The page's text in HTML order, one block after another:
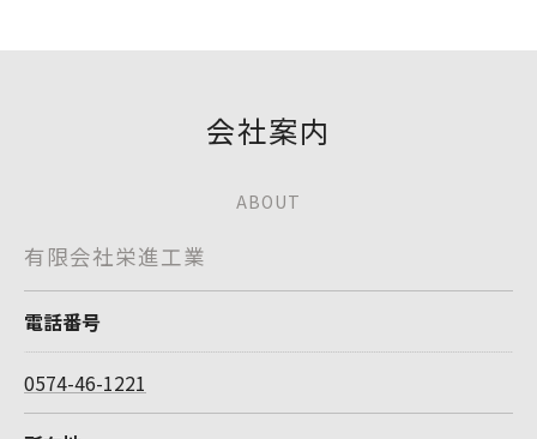
会社案内
ABOUT
有限会社栄進工業
電話番号
0574-46-1221